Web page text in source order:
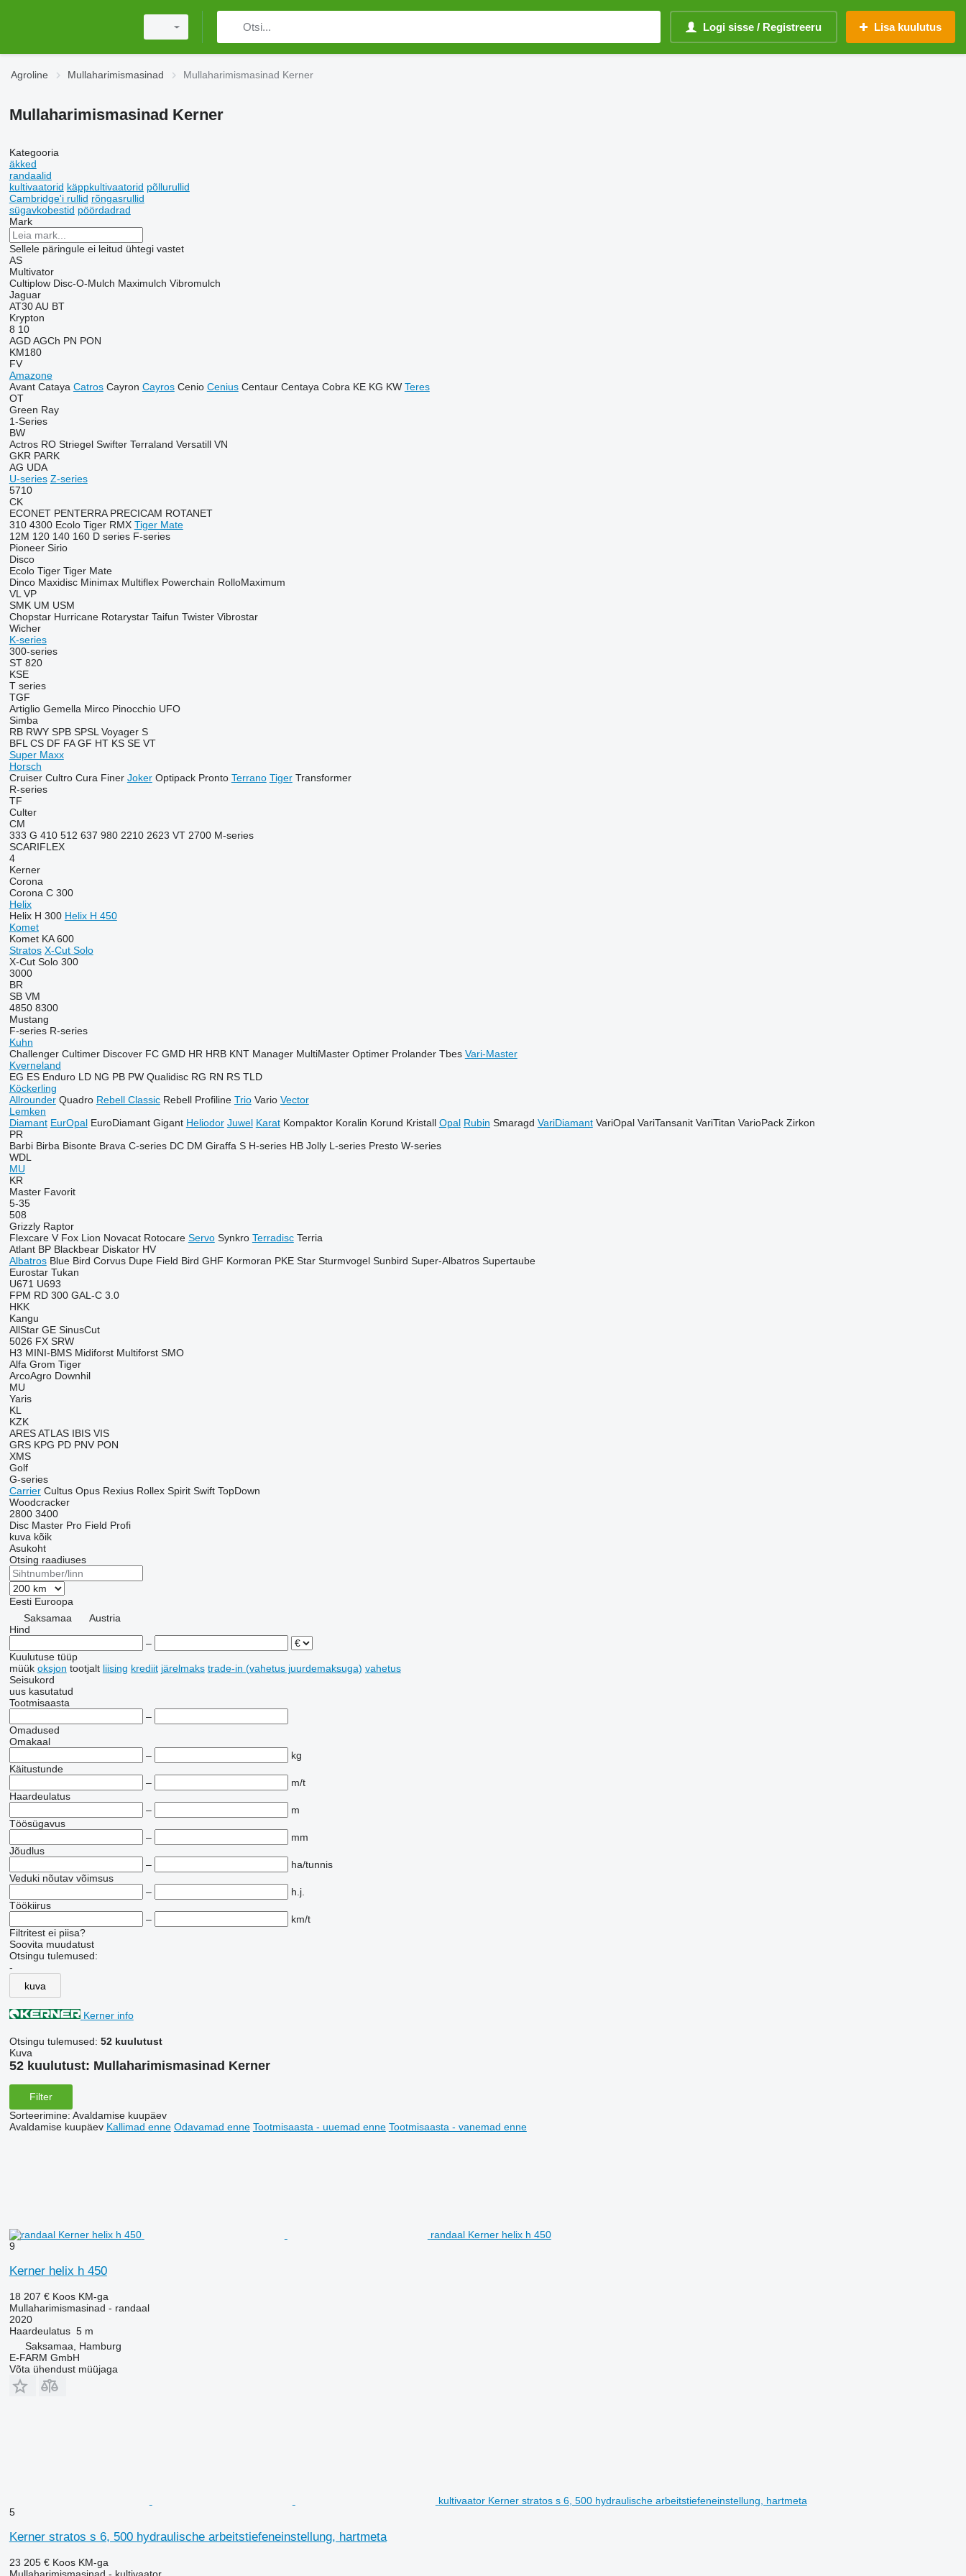
Logi sisse / Registreeru Lisa kuulutus
Agroline Mullaharimismasinad Mullaharimismasinad Kerner
Mullaharimismasinad Kerner
Kategooria
äkked
randaalid
kultivaatorid käppkultivaatorid põllurullid
Cambridge'i rullid rõngasrullid
sügavkobestid pöördadrad
Mark
Sellele päringule ei leitud ühtegi vastet
AS
Multivator
Cultiplow Disc-O-Mulch Maximulch Vibromulch
Jaguar
AT30 AU BT
Krypton
8 10
AGD AGCh PN PON
KM180
FV
Amazone
Avant Cataya Catros Cayron Cayros Cenio Cenius Centaur Centaya Cobra KE KG KW Teres
OT
Green Ray
1-Series
BW
Actros RO Striegel Swifter Terraland Versatill VN
GKR PARK
AG UDA
U-series Z-series
5710
CK
ECONET PENTERRA PRECICAM ROTANET
310 4300 Ecolo Tiger RMX Tiger Mate
12M 120 140 160 D series F-series
Pioneer Sirio
Disco
Ecolo Tiger Tiger Mate
Dinco Maxidisc Minimax Multiflex Powerchain RolloMaximum
VL VP
SMK UM USM
Chopstar Hurricane Rotarystar Taifun Twister Vibrostar
Wicher
K-series
300-series
ST 820
KSE
T series
TGF
Artiglio Gemella Mirco Pinocchio UFO
Simba
RB RWY SPB SPSL Voyager S
BFL CS DF FA GF HT KS SE VT
Super Maxx
Horsch
Cruiser Cultro Cura Finer Joker Optipack Pronto Terrano Tiger Transformer
R-series
TF
Culter
CM
333 G 410 512 637 980 2210 2623 VT 2700 M-series
SCARIFLEX
4
Kerner
Corona
Corona C 300
Helix
Helix H 300 Helix H 450
Komet
Komet KA 600
Stratos X-Cut Solo
X-Cut Solo 300
3000
BR
SB VM
4850 8300
Mustang
F-series R-series
Kuhn
Challenger Cultimer Discover FC GMD HR HRB KNT Manager MultiMaster Optimer Prolander Tbes Vari-Master
Kverneland
EG ES Enduro LD NG PB PW Qualidisc RG RN RS TLD
Köckerling
Allrounder Quadro Rebell Classic Rebell Profiline Trio Vario Vector
Lemken
Diamant EurOpal EuroDiamant Gigant Heliodor Juwel Karat Kompaktor Koralin Korund Kristall Opal Rubin Smaragd VariDiamant VariOpal VariTansanit VariTitan VarioPack Zirkon
PR
Barbi Birba Bisonte Brava C-series DC DM Giraffa S H-series HB Jolly L-series Presto W-series
WDL
MU
KR
Master Favorit
5-35
508
Grizzly Raptor
Flexcare V Fox Lion Novacat Rotocare Servo Synkro Terradisc Terria
Atlant BP Blackbear Diskator HV
Albatros Blue Bird Corvus Dupe Field Bird GHF Kormoran PKE Star Sturmvogel Sunbird Super-Albatros Supertaube
Eurostar Tukan
U671 U693
FPM RD 300 GAL-C 3.0
HKK
Kangu
AllStar GE SinusCut
5026 FX SRW
H3 MINI-BMS Midiforst Multiforst SMO
Alfa Grom Tiger
ArcoAgro Downhil
MU
Yaris
KL
KZK
ARES ATLAS IBIS VIS
GRS KPG PD PNV PON
XMS
Golf
G-series
Carrier Cultus Opus Rexius Rollex Spirit Swift TopDown
Woodcracker
2800 3400
Disc Master Pro Field Profi
kuva kõik
Asukoht
Otsing raadiuses
Eesti Euroopa
Saksamaa
Austria
Hind
–
Kuulutuse tüüp
müük oksjon tootjalt liising krediit järelmaks trade-in (vahetus juurdemaksuga) vahetus
Seisukord
uus kasutatud
Tootmisaasta
–
Omadused
Omakaal
–
kg
Käitustunde
–
m/t
Haardeulatus
–
m
Töösügavus
–
mm
Jõudlus
–
ha/tunnis
Veduki nõutav võimsus
–
h.j.
Töökiirus
–
km/t
Filtritest ei piisa?
Soovita muudatust
Otsingu tulemused:
-
kuva
Kerner info
Otsingu tulemused: 52 kuulutust
Kuva
52 kuulutust: Mullaharimismasinad Kerner
Filter
Sorteerimine: Avaldamise kuupäev
Avaldamise kuupäev Kallimad enne Odavamad enne Tootmisaasta - uuemad enne Tootmisaasta - vanemad enne
randaal Kerner helix h 450
9
Kerner helix h 450
18 207 € Koos KM-ga
Mullaharimismasinad - randaal
2020
Haardeulatus 5 m
Saksamaa, Hamburg
E-FARM GmbH
Võta ühendust müüjaga
kultivaator Kerner stratos s 6, 500 hydraulische arbeitstiefeneinstellung, hartmeta
5
Kerner stratos s 6, 500 hydraulische arbeitstiefeneinstellung, hartmeta
23 205 € Koos KM-ga